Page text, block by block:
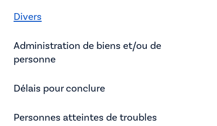
Divers
Administration de biens et/ou de
personne
Délais pour conclure
Personnes atteintes de troubles